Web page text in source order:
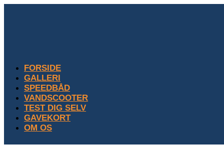
FORSIDE
GALLERI
SPEEDBÅD
VANDSCOOTER
TEST DIG SELV
GAVEKORT
OM OS